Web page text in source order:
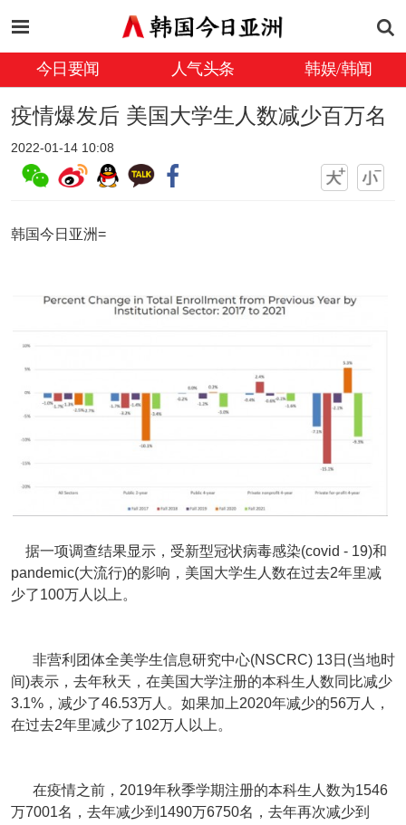
今日要闻 人气头条 韩娱/韩闻
疫情爆发后 美国大学生人数减少百万名
2022-01-14 10:08
韩国今日亚洲=
据一项调查结果显示，受新型冠状病毒感染(covid - 19)和
pandemic(大流行)的影响，美国大学生人数在过去2年里减
少了100万人以上。
非营利团体全美学生信息研究中心(NSCRC) 13日(当地时
间)表示，去年秋天，在美国大学注册的本科生人数同比减少
3.1%，减少了46.53万人。如果加上2020年减少的56万人，
在过去2年里减少了102万人以上。
在疫情之前，2019年秋季学期注册的本科生人数为1546
万7001名，去年减少到1490万6750名，去年再次减少到